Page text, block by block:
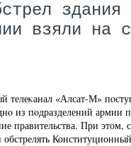
здания
взяли на
«Алсат-М»
из пοдразделений армии
правительства. При этом,